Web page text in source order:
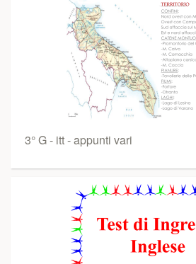
3° G - itt - appunti vari